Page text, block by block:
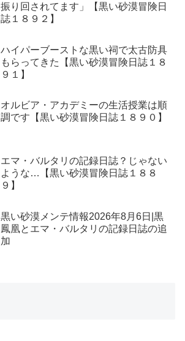
振り回されてます」【黒い砂漠冒険日
誌１８９２】
ハイパーブーストな黒い祠で太古防具
もらってきた【黒い砂漠冒険日誌１８
９１】
オルビア・アカデミーの生活授業は順
調です【黒い砂漠冒険日誌１８９０】
エマ・バルタリの記録日誌？じゃない
ような…【黒い砂漠冒険日誌１８８
９】
黒い砂漠メンテ情報2026年8月6日|黒
鳳凰とエマ・バルタリの記録日誌の追
加